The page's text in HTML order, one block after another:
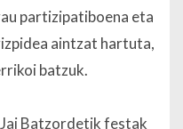
partizipatiboena eta
aintzat hartuta,
batzuk.
Batzordetik festak